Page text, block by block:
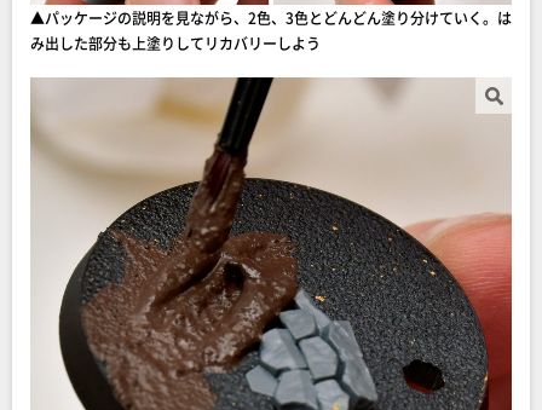
▲パッケージの説明を見ながら、2色、3色とどんどん塗り分けていく。は
み出した部分も上塗りしてリカバリーしよう